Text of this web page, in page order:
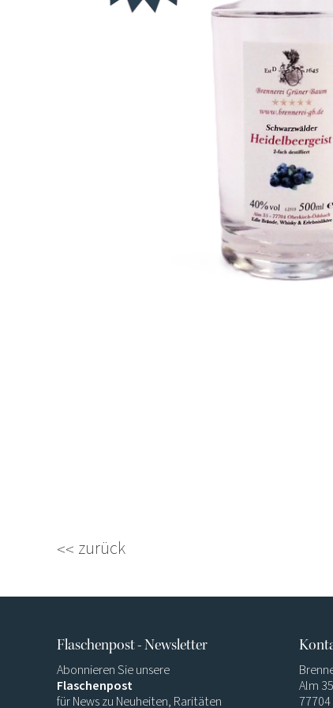
zurück
Flaschenpost - Newsletter
Abonnieren Sie unsere
Flaschenpost
für News zu Neuheiten, Raritäten
Alm 35